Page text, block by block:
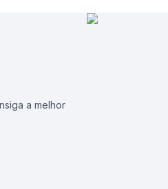
a melhor